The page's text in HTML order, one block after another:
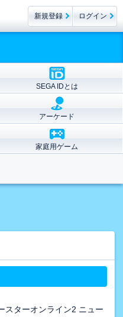
SEGA IDとは
アーケード
家庭用ゲーム
スターオンライン2 ニュー
新規登録 ログイン